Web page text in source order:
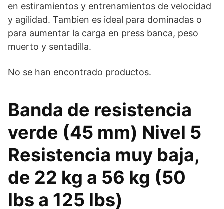
en estiramientos y entrenamientos de velocidad
y agilidad. Tambien es ideal para dominadas o
para aumentar la carga en press banca, peso
muerto y sentadilla.
No se han encontrado productos.
Banda de resistencia
verde (45 mm) Nivel 5
Resistencia muy baja,
de 22 kg a 56 kg (50
lbs a 125 lbs)